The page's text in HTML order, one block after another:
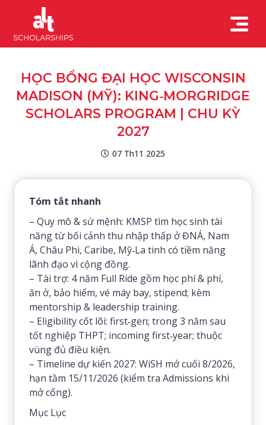
HỌC BỔNG ĐẠI HỌC WISCONSIN
MADISON (MỸ): KING‑MORGRIDGE
SCHOLARS PROGRAM | CHU KỲ
2027
07 Th11 2025
Tóm tắt nhanh
– Quy mô & sứ mệnh: KMSP tìm học sinh tài
năng từ bối cảnh thu nhập thấp ở ĐNÁ, Nam
Á, Châu Phi, Caribe, Mỹ‑La tinh có tiềm năng
lãnh đạo vì cộng đồng.
– Tài trợ: 4 năm Full Ride gồm học phí & phí,
ăn ở, bảo hiểm, vé máy bay, stipend; kèm
mentorship & leadership training.
– Eligibility cốt lõi: first‑gen; trong 3 năm sau
tốt nghiệp THPT; incoming first‑year; thuộc
vùng đủ điều kiện.
– Timeline dự kiến 2027: WiSH mở cuối 8/2026,
hạn tầm 15/11/2026 (kiểm tra Admissions khi
mở cổng).
Mục Lục